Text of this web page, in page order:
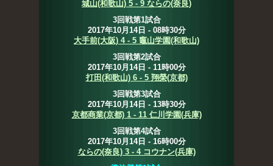
城山(和歌山) 5 - 9 ならの(奈良)
3回戦第1試合
2017年10月14日 - 08時30分
大手前(大阪) 4 - 5 竈山学園(和歌山)
3回戦第2試合
2017年10月14日 - 11時00分
打田(和歌山) 6 - 5 翔榮(京都)
3回戦第3試合
2017年10月14日 - 13時30分
京都商業(京都) 1 - 11 仁川学園(兵庫)
3回戦第4試合
2017年10月14日 - 16時00分
ならの(奈良) 3 - 4 コウナン(兵庫)